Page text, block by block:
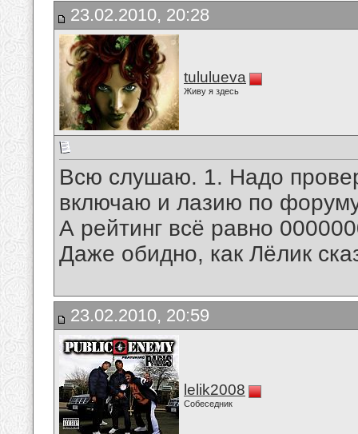
23.02.2010, 20:28
tululueva
Живу я здесь
Всю слушаю. 1. Надо
включаю и лазию по
А рейтинг всё равно
Даже обидно, как Лёлик
23.02.2010, 20:59
lelik2008
Собеседник